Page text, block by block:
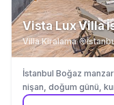
Vista Lux Villa
Villa Kiralama·
İstanbul Boğaz
nişan, doğum günü,
organizasyonları için